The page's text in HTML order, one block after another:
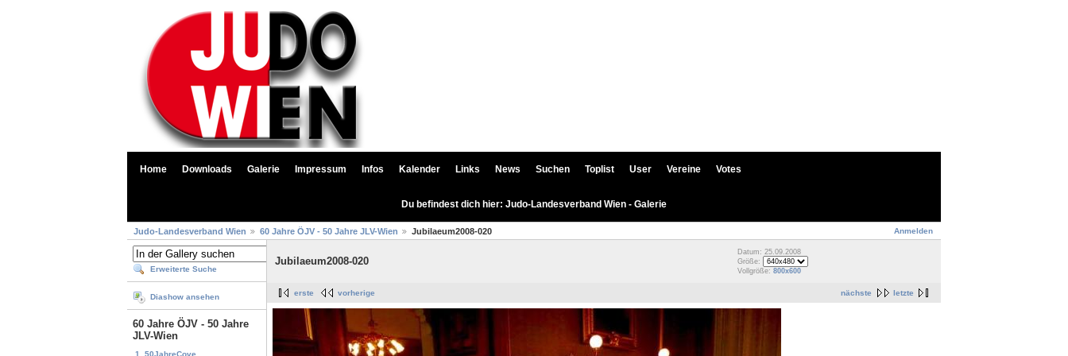
Home Downloads Galerie Impressum Infos Kalender Links News Suchen Toplist User Vereine Votes
Du befindest dich hier: Judo-Landesverband Wien - Galerie
Anmelden
Judo-Landesverband Wien 60 Jahre ÖJV - 50 Jahre JLV-Wien Jubilaeum2008-020
Erweiterte Suche
Diashow ansehen
60 Jahre ÖJV - 50 Jahre
JLV-Wien
1. 50JahreCove...
Jubilaeum2008-020
Datum: 25.09.2008
Größe:
Vollgröße: 800x600
nächste letzte
erste vorherige